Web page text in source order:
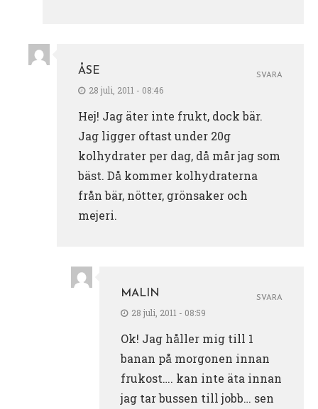
ÅSE
28 juli, 2011 - 08:46
Hej! Jag äter inte frukt, dock bär.
Jag ligger oftast under 20g
kolhydrater per dag, då mår jag som
bäst. Då kommer kolhydraterna
från bär, nötter, grönsaker och
mejeri.
SVARA
MALIN
28 juli, 2011 - 08:59
Ok! Jag håller mig till 1
banan på morgonen innan
frukost…. kan inte äta innan
jag tar bussen till jobb… sen
SVARA